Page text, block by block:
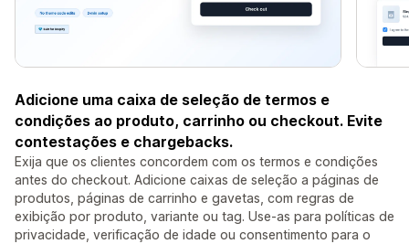
Adicione uma caixa de seleção de termos e
condições ao produto, carrinho ou checkout. Evite
contestações e chargebacks.
Exija que os clientes concordem com os termos e condições
antes do checkout. Adicione caixas de seleção a páginas de
produtos, páginas de carrinho e gavetas, com regras de
exibição por produto, variante ou tag. Use-as para políticas de
privacidade, verificação de idade ou consentimento para o